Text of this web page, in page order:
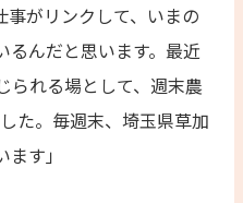
事がリンクして、いまの
るんだと思います。最近
られる場として、週末農
た。毎週末、埼玉県草加
す」